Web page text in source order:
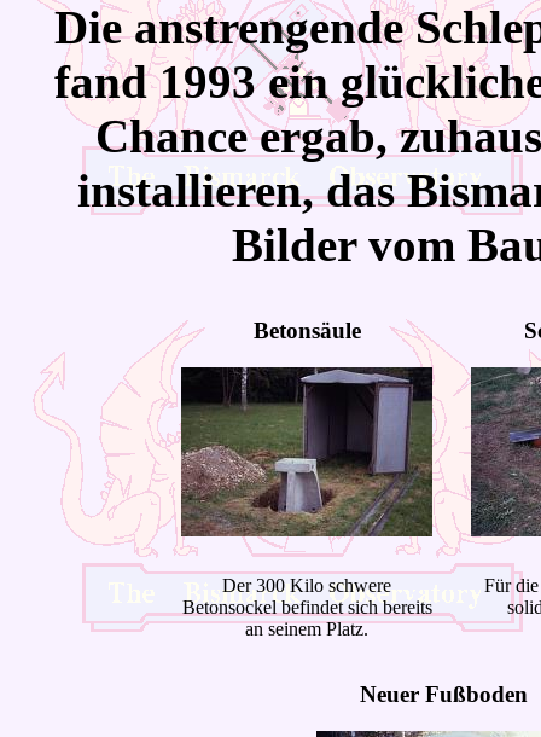
Dieanstrengende
fand 1993 ein
Chance ergab,
installieren, das
Bilder vom
Betonsäule
Der 300 Kilo schwere
Betonsockel befindet sich bereits
an seinem Platz.
Für
Neuer Fußboden